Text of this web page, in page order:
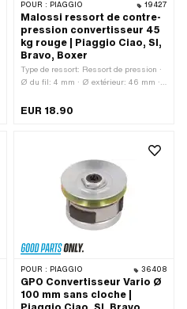
POUR : PIAGGIO 19427
Malossi ressort de contre-
pression convertisseur 45
kg rouge | Piaggio Ciao, SI,
Bravo, Boxer
Type de ressort: Ressort de pression ·
Ø du fil: 4 mm · Ø extérieur: 46 mm ·
Longueur totale: 80 mm · Champ
EUR 18.90
POUR : PIAGGIO 36408
GPO Convertisseur Vario Ø
100 mm sans cloche |